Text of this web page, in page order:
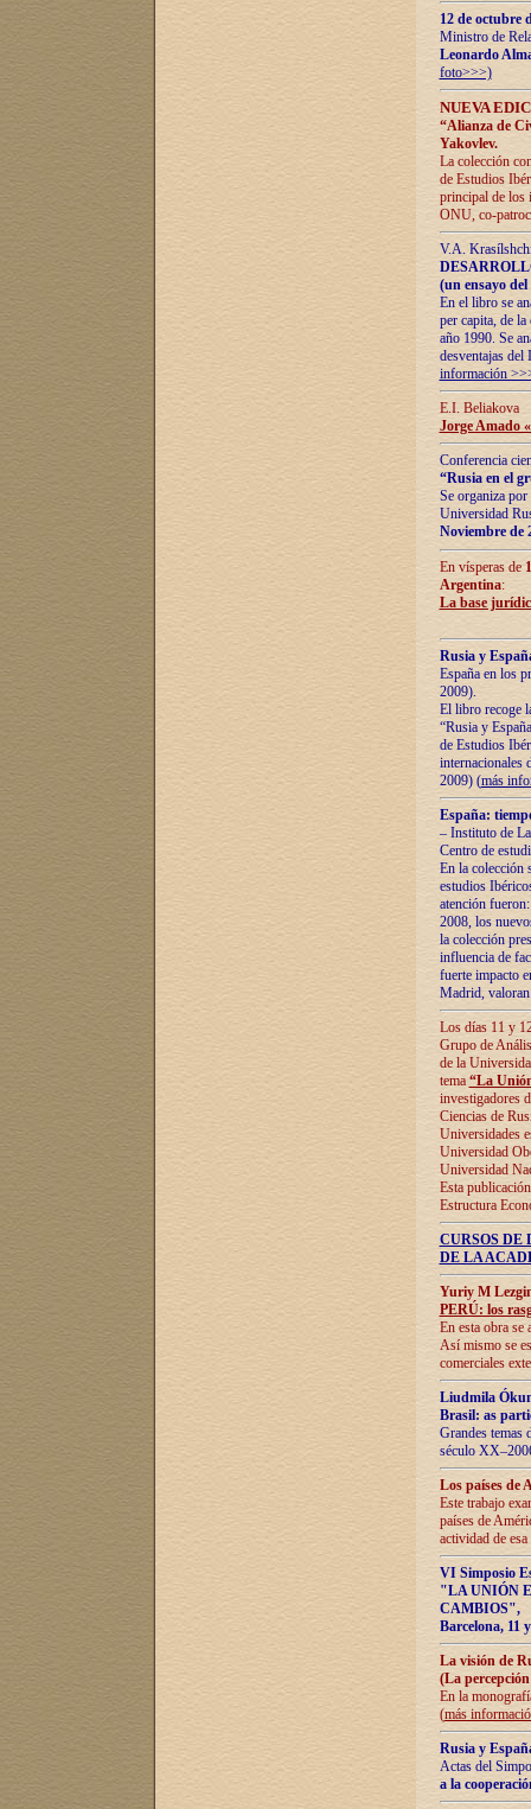
12 de octubre
Ministro de
Leonardo
foto>>>)
NUEVA
“Alianza de
Yakovlev.
La colección
de Estudios
principal de los
ONU, co-
V.A.
(un ensayo
En el libro se
per capita, de
año 1990. Se
desventajas
información
E.I. Beliakova
Jorge Amado
Conferencia
“Rusia en el
Se organiza
Universidad
Noviembre de
En vísperas de
Argentina:
La base
Rusia y
España en los
2009).
El libro recoge
“Rusia y
de Estudios
internacionales
2009) (más
España:
– Instituto de
Centro de
En la colección
estudios
atención
2008, los
la colección
influencia de
fuerte impacto
Madrid,
Los días 11 y
Grupo de
de la
tema “La
investigadores
Ciencias de
Universidades
Universidad
Universidad
Esta
Estructura
CURSOS
DE LA
Yuriy M
PERÚ: los
En esta obra se
Así mismo se
comerciales
Liudmila
Brasil: as
Grandes temas
século
Los países de
Este trabajo
países de
actividad de
VI Simposio
"LA UNIÓN
CAMBIOS",
Barcelona, 11
La visión de
(La
En la
(más
Rusia y
Actas del
a la